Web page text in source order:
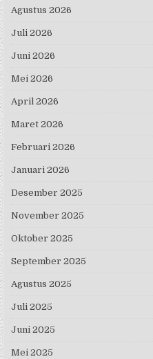
Agustus 2026
Juli 2026
Juni 2026
Mei 2026
April 2026
Maret 2026
Februari 2026
Januari 2026
Desember 2025
November 2025
Oktober 2025
September 2025
Agustus 2025
Juli 2025
Juni 2025
Mei 2025